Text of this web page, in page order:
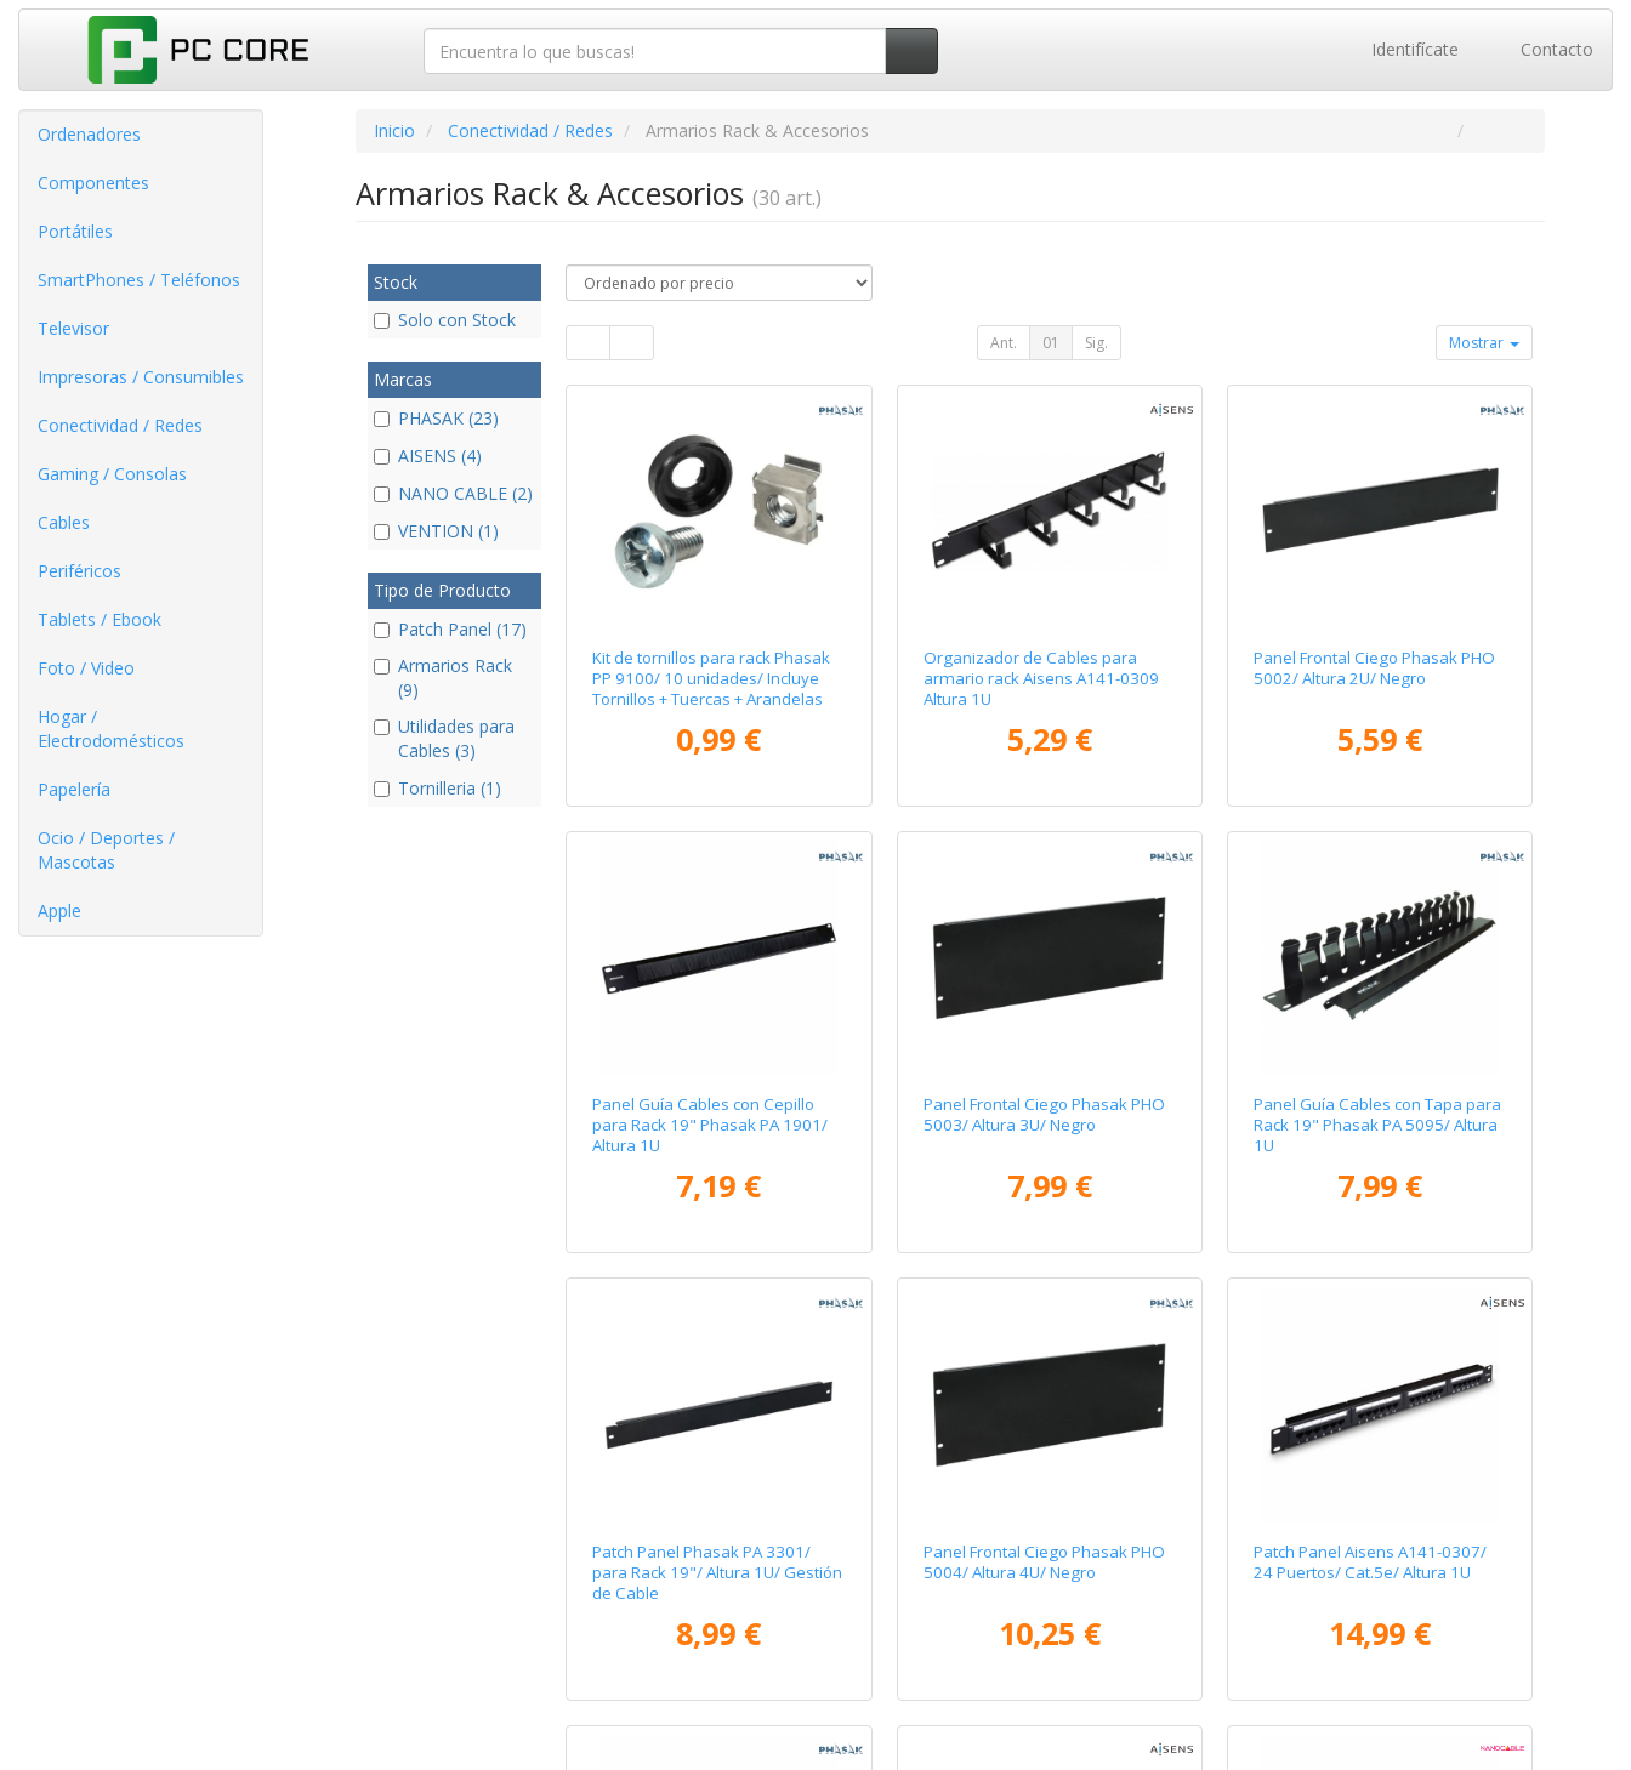
Identifícate Contacto
Ordenadores
Componentes
Portátiles
SmartPhones / Teléfonos
Televisor
Impresoras / Consumibles
Conectividad / Redes
Gaming / Consolas
Cables
Periféricos
Tablets / Ebook
Foto / Video
Hogar /
Electrodomésticos
Papelería
Ocio / Deportes /
Mascotas
Apple
Inicio Conectividad / Redes Armarios Rack & Accesorios
Armarios Rack & Accesorios (30 art.)
Stock
Solo con Stock
Marcas
PHASAK (23)
AISENS (4)
NANO CABLE (2)
VENTION (1)
Tipo de Producto
Patch Panel (17)
Armarios Rack
(9)
Utilidades para
Cables (3)
Tornilleria (1)
Ant. 01 Sig. Mostrar
Kit de tornillos para rack Phasak
PP 9100/ 10 unidades/ Incluye
Tornillos + Tuercas + Arandelas
0,99 €
Organizador de Cables para
armario rack Aisens A141-0309
Altura 1U
5,29 €
Panel Frontal Ciego Phasak PHO
5002/ Altura 2U/ Negro
5,59 €
Panel Guía Cables con Cepillo
para Rack 19" Phasak PA 1901/
Altura 1U
7,19 €
Panel Frontal Ciego Phasak PHO
5003/ Altura 3U/ Negro
7,99 €
Panel Guía Cables con Tapa para
Rack 19" Phasak PA 5095/ Altura
1U
7,99 €
Patch Panel Phasak PA 3301/
para Rack 19"/ Altura 1U/ Gestión
de Cable
8,99 €
Panel Frontal Ciego Phasak PHO
5004/ Altura 4U/ Negro
10,25 €
Patch Panel Aisens A141-0307/
24 Puertos/ Cat.5e/ Altura 1U
14,99 €